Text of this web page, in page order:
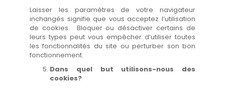
Laisser les paramètres de votre navigateur
inchangés signifie que vous acceptez l’utilisation
de cookies. Bloquer ou désactiver certains de
leurs types peut vous empêcher d’utiliser toutes
les fonctionnalités du site ou perturber son bon
fonctionnement.
Dans quel but utilisons-nous des
cookies?